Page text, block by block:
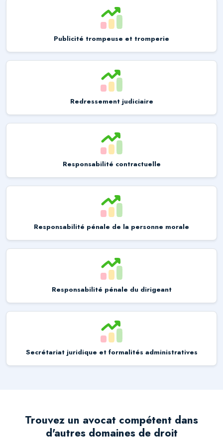
Publicité trompeuse et tromperie
Redressement judiciaire
Responsabilité contractuelle
Responsabilité pénale de la personne morale
Responsabilité pénale du dirigeant
Secrétariat juridique et formalités administratives
Trouvez un avocat compétent dans
d'autres domaines de droit